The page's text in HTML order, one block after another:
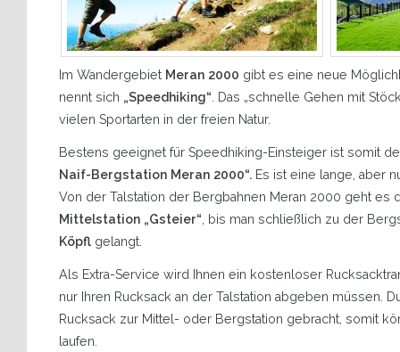
Im Wandergebiet Meran 2000 gibt es eine neue
nennt sich „Speedhiking“ . Das „schnelle Gehen mit
vielen Sportarten in der freien Natur.
Bestens geeignet für Speedhiking-Einsteiger ist somit
Naif-Bergstation Meran 2000“. Es ist eine lange, aber
Von der Talstation der Bergbahnen Meran 2000 geht es
Mittelstation „Gsteier“ , bis man schließlich zu der
Köpfl gelangt.
Als Extra-Service wird Ihnen ein kostenloser
nur Ihren Rucksack an der Talstation abgeben müssen.
Rucksack zur Mittel- oder Bergstation gebracht, somit
laufen.